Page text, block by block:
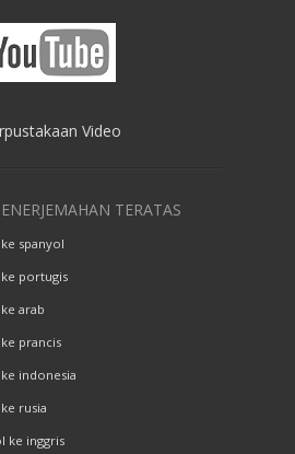
Video
TERATAS
spanyol
portugis
arab
prancis
indonesia
rusia
ke inggris